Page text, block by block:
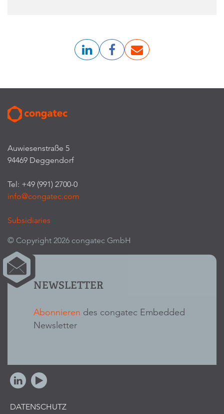
Auwiesenstraße 5
94469 Deggendorf
Tel: +49 (991) 2700-0
info@congatec.com
Subsidiaries
© Copyright 2026 congatec GmbH
NEWSLETTER
Abonnieren des congatec Embedded
Newsletter
DATENSCHUTZ